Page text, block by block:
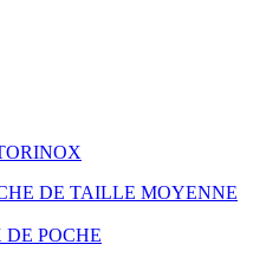
DE TAILLE MOYENNE
POCHE